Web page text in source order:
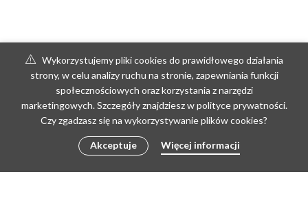
Wykorzystujemy pliki cookies do prawidłowego działania
strony, w celu analizy ruchu na stronie, zapewniania funkcji
społecznościowych oraz korzystania z narzędzi
marketingowych. Szczegóły znajdziesz w polityce prywatności.
Czy zgadzasz się na wykorzystywanie plików cookies?
Akceptuje Więcej informacji